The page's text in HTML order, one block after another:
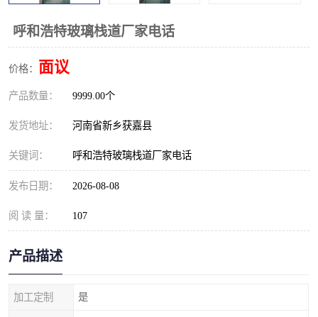
呼和浩特玻璃栈道厂家电话
价格： 面议
产品数量： 9999.00个
发货地址： 河南省新乡获嘉县
关键词： 呼和浩特玻璃栈道厂家电话
发布日期： 2026-08-08
阅 读 量： 107
产品描述
加工定制 是
玻璃栈道